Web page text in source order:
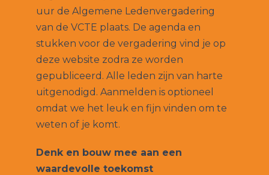
uur de Algemene Ledenvergadering
van de VCTE plaats. De agenda en
stukken voor de vergadering vind je op
deze website zodra ze worden
gepubliceerd. Alle leden zijn van harte
uitgenodigd. Aanmelden is optioneel
omdat we het leuk en fijn vinden om te
weten of je komt.
Denk en bouw mee aan een
waardevolle toekomst